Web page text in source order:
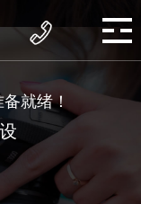
就绪！